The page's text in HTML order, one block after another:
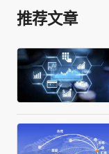
推荐文章